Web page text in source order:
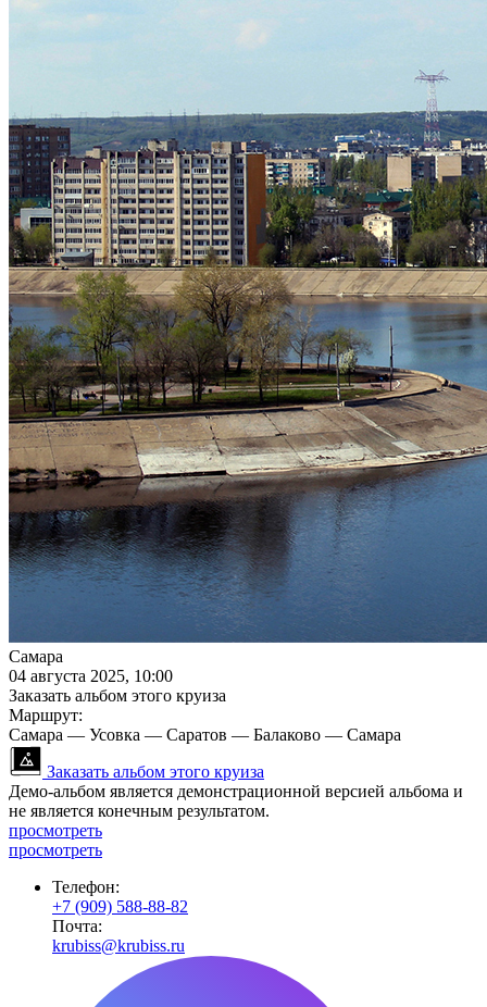
Самара
04 августа 2025, 10:00
Заказать альбом этого круиза
Маршрут:
Самара — Усовка — Саратов — Балаково — Самара
Заказать альбом этого круиза
Демо-альбом является демонстрационной версией альбома и
не является конечным результатом.
просмотреть
просмотреть
Телефон:
+7 (909) 588-88-82
Почта:
krubiss@krubiss.ru